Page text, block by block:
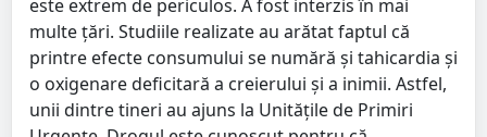
este extrem de periculos. A fost interzis în mai
multe țări. Studiile realizate au arătat faptul că
printre efecte consumului se numără și tahicardia și
o oxigenare deficitară a creierului și a inimii. Astfel,
unii dintre tineri au ajuns la Unitățile de Primiri